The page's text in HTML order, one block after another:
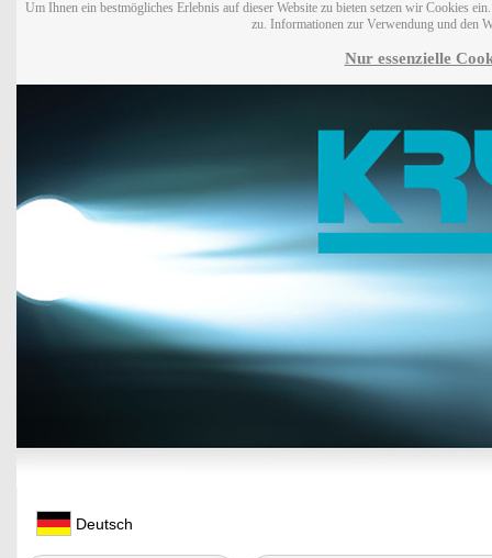
Um Ihnen ein bestmögliches Erlebnis auf dieser Website zu bieten setzen wir Cookies
zu. Informationen zur Verwendung und den
Nur essenzielle
Deutsch